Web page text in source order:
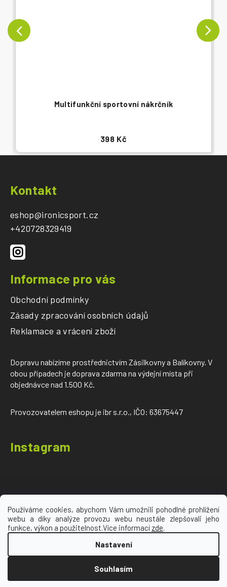
Používáme cookies, abychom Vám umožnili pohodlné prohlížení
webu a díky analýze provozu webu neustále zlepšovali jeho
funkce, výkon a použitelnost.Více informací zde.
Nastavení
Souhlasím
Multifunkční sportovní nákrčník
398 Kč
Kontakt
eshop@ironicsport.cz
+420728329419
Informace pro vás
Obchodní podmínky
Zásady zpracování osobních údajů
Reklamace a vrácení zboží
Dopravu nabízíme prostřednictvím Zásilkovny a Balíkovny. V
obou případech je doprava zdarma na výdejní místa při
objednávce nad 1.500 Kč.
Provozovatelem eshopu je ibr s.r.o., IČO: 63675447
Instagram
Sledovat na Instagramu
Ironic Sport
vyhrazena.